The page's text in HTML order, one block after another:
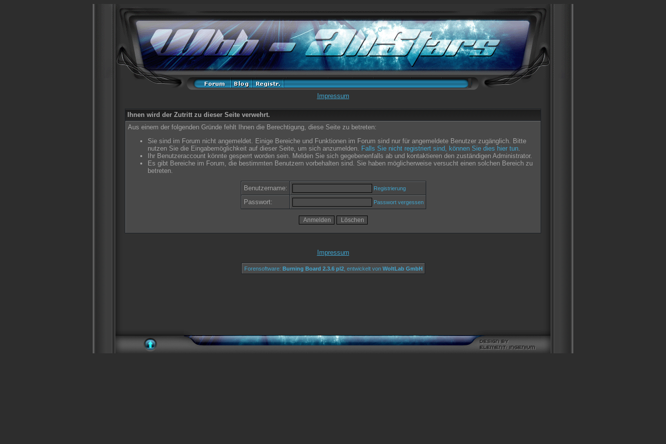
Impressum
Ihnen wird der Zutritt zu dieser Seite verwehrt.
Aus einem der folgenden Gründe fehlt Ihnen die Berechtigung, diese Seite zu betreten:
Sie sind im Forum nicht angemeldet. Einige Bereiche und Funktionen im Forum sind nur für angemeldete Benutzer zugänglich. Bitte
nutzen Sie die Eingabemöglichkeit auf dieser Seite, um sich anzumelden. Falls Sie nicht registriert sind, können Sie dies hier tun.
Ihr Benutzeraccount könnte gesperrt worden sein. Melden Sie sich gegebenenfalls ab und kontaktieren den zuständigen Administrator.
Es gibt Bereiche im Forum, die bestimmten Benutzern vorbehalten sind. Sie haben möglicherweise versucht einen solchen Bereich zu
betreten.
Benutzername: Registrierung
Passwort: Passwort vergessen
Impressum
Forensoftware: Burning Board 2.3.6 pl2, entwickelt von WoltLab GmbH